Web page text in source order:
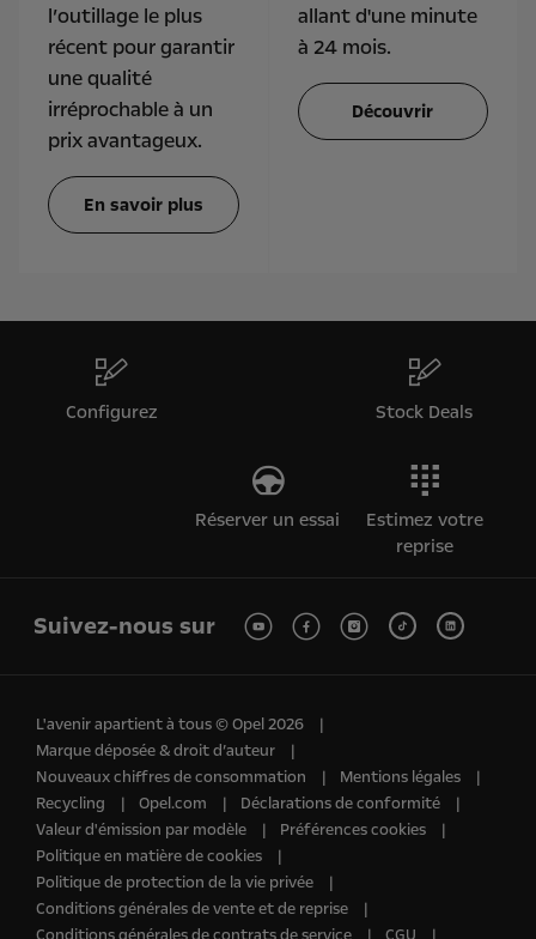
l’outillage le plus
récent pour garantir
une qualité
irréprochable à un
prix avantageux.
En savoir plus
allant d'une minute
à 24 mois.
Découvrir
Configurez Stock Deals
Réserver un essai
Estimez votre
reprise
Suivez-nous sur
L'avenir apartient à tous © Opel 2026
Marque déposée & droit d’auteur
Nouveaux chiffres de consommation
Mentions légales
Recycling
Opel.com
Déclarations de conformité
Valeur d'émission par modèle
Préférences cookies
Politique en matière de cookies
Politique de protection de la vie privée
Conditions générales de vente et de reprise